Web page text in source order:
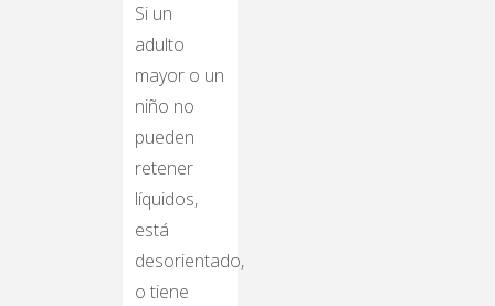
Si un
adulto
mayor o un
niño no
pueden
retener
líquidos,
está
desorientado,
o tiene